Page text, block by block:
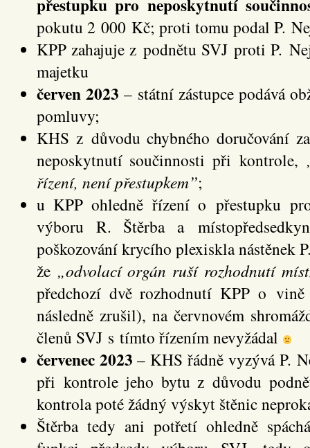
pokutu 2 000 Kč; proti tomu podal P.
KPP zahajuje z podnětu SVJ proti P.
majetku
červen 2023 – státní zástupce podává
pomluvy;
KHS z důvodu chybného doručování
neposkytnutí součinnosti při kontrole,
řízení, není přestupkem”;
u KPP ohledně řízení o přestupku
výboru R. Štěrba a
poškozování krycího plexiskla nástěnek
že „odvolací orgán ruší rozhodnutí
předchozí dvě rozhodnutí KPP o
následně zrušil), na červnovém
členů SVJ s tímto řízením nevyžádal
červenec 2023 – KHS řádně vyzývá P.
při kontrole jeho bytu z důvodu
kontrola poté žádný výskyt štěnic
Štěrba tedy ani potřetí ohledně